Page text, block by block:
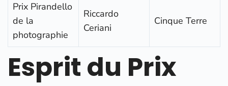
Prix Pirandello
de la
photographie
Riccardo
Ceriani
Cinque Terre
Esprit du Prix